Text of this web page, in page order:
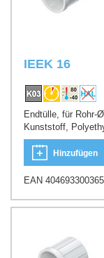
IEEK 16
Endtülle, für Rohr-
Kunststoff,
Hinzufügen
EAN